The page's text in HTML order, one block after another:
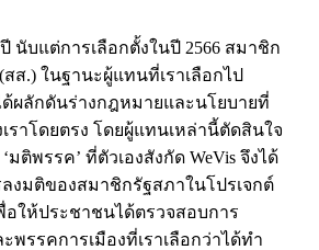
นับแต่การเลือกตั้งในปี 2566 สมาชิก
ส.) ในฐานะผู้แทนที่เราเลือกไป
ผลักดันร่างกฎหมายและนโยบายที่
ราโดยตรง โดยผู้แทนเหล่านี้ตัดสินใจ
มติพรรค’ ที่ตัวเองสังกัด WeVis จึงได้
งมติของสมาชิกรัฐสภาในโปรเจกต์
อให้ประชาชนได้ตรวจสอบการ
พรรคการเมืองที่เราเลือกว่าได้ทำ